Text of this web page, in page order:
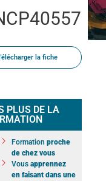
la fiche
PLUS DE LA
Formation proche
de chez vous
Vousapprennez
en faisant dans une